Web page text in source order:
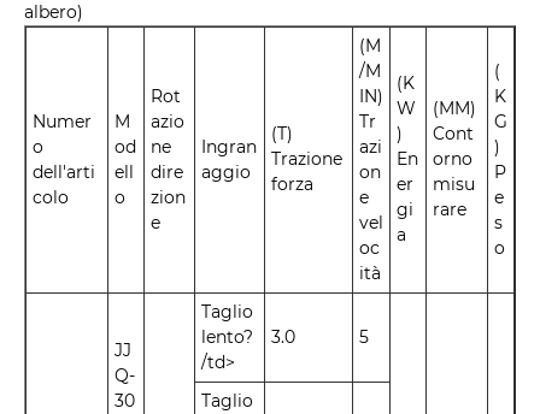
albero)
Numer
o
dell'arti
colo
M
od
ell
o
Rot
azio
ne
dire
zion
e
Ingran
aggio
(T)
Trazione
forza
(M
/M
IN)
Tr
azi
on
e
vel
oc
ità
(K
W
)
En
er
gi
a
(MM)
Cont
orno
misu
rare
(
K
G
)
P
e
s
o
JJ
Q-
30
Taglio
lento?
/td>
3.0 5
Taglio